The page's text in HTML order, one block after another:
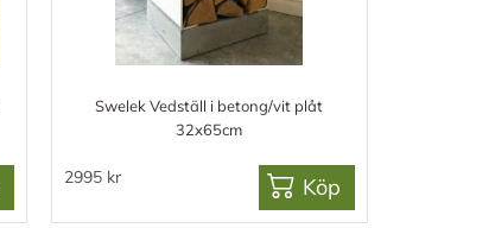
Swelek Vedställ i betong/vit plåt
32x65cm
2995 kr Köp